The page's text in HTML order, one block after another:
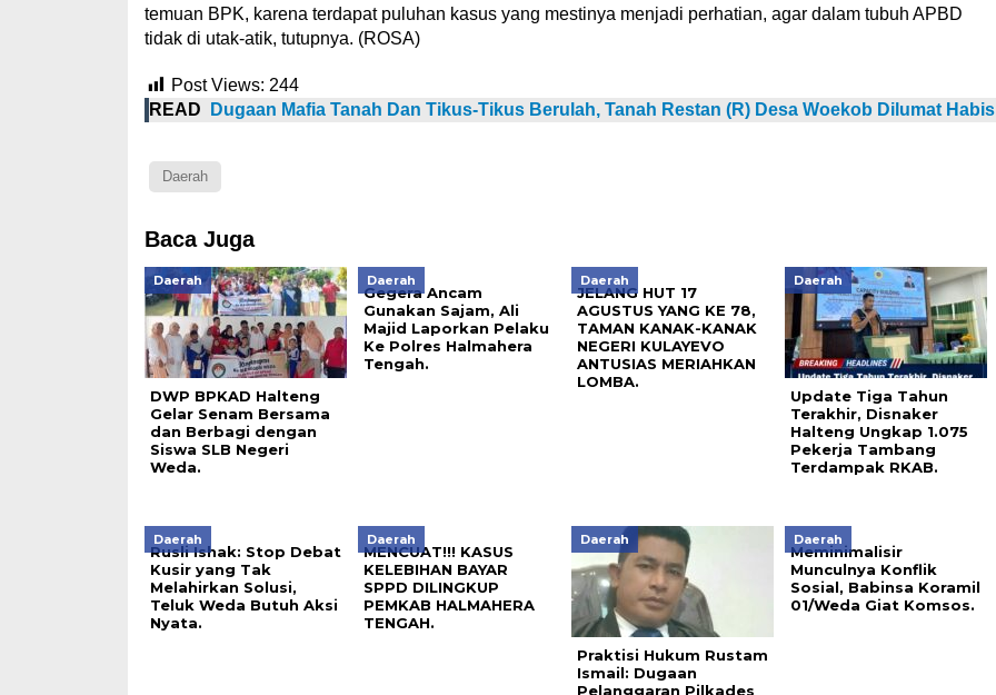
temuan BPK, karena terdapat puluhan kasus yang mestinya menjadi perhatian, agar dalam tubuh APBD
tidak di utak-atik, tutupnya. (ROSA)
Post Views: 244
READ
Dugaan Mafia Tanah Dan Tikus-Tikus Berulah, Tanah Restan (R) Desa Woekob Dilumat Habis
Daerah
Baca Juga
Daerah
DWP BPKAD Halteng
Gelar Senam Bersama
dan Berbagi dengan
Siswa SLB Negeri
Weda.
Daerah
Gegera Ancam
Gunakan Sajam, Ali
Majid Laporkan Pelaku
Ke Polres Halmahera
Tengah.
Daerah
JELANG HUT 17
AGUSTUS YANG KE 78,
TAMAN KANAK-KANAK
NEGERI KULAYEVO
ANTUSIAS MERIAHKAN
LOMBA.
Daerah
Update Tiga Tahun
Terakhir, Disnaker
Halteng Ungkap 1.075
Pekerja Tambang
Terdampak RKAB.
Daerah
Rusli Ishak: Stop Debat
Kusir yang Tak
Melahirkan Solusi,
Teluk Weda Butuh Aksi
Nyata.
Daerah
MENCUAT!!! KASUS
KELEBIHAN BAYAR
SPPD DILINGKUP
PEMKAB HALMAHERA
TENGAH.
Daerah
Praktisi Hukum Rustam
Ismail: Dugaan
Pelanggaran Pilkades
Daerah
Meminimalisir
Munculnya Konflik
Sosial, Babinsa Koramil
01/Weda Giat Komsos.